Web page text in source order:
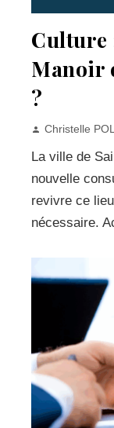
Culture
Manoir
?
Christelle
La ville de
nouvelle
revivre ce
nécessaire.